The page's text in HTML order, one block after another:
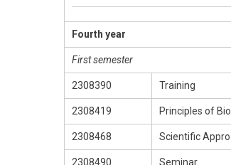
Fourth year
First semester
2308390 Training
2308419 Principles of
2308468 Scientific
2308490 Seminar